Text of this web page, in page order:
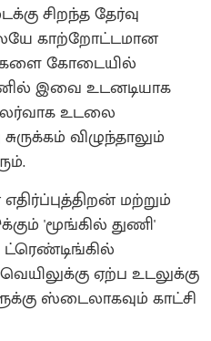
சிறந்த தேர்வு
காற்றோட்டமான
கோடையில்
இவை உடனடியாக
உடலை
விழுந்தாலும்
மற்றும்
'மூங்கில் துணி'
ட்ரெண்டிங்கில்
ஏற்ப உடலுக்கு
ஸ்டைலாகவும் காட்சி